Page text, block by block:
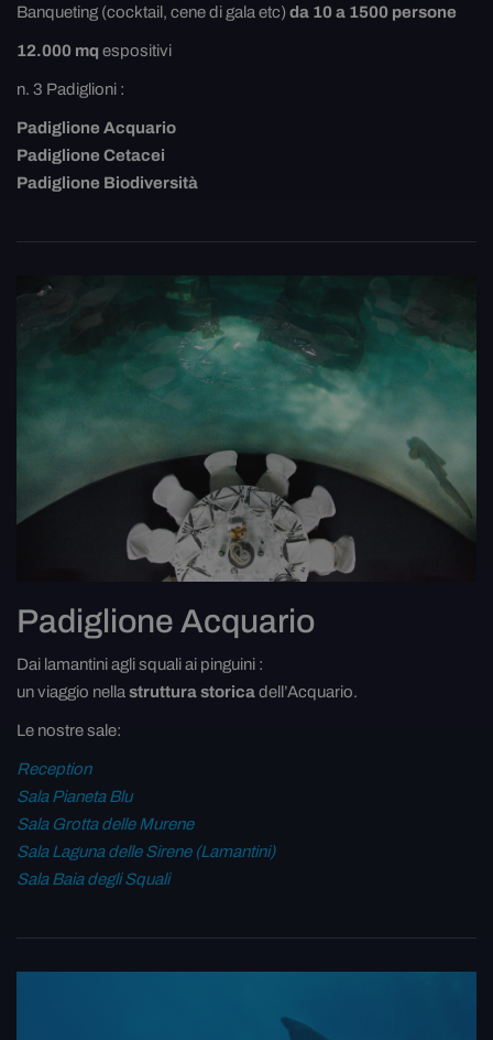
Banqueting (cocktail, cene di gala etc)da 10 a 1500 persone
12.000 mq espositivi
n. 3 Padiglioni :
Padiglione Acquario
Padiglione Cetacei
Padiglione Biodiversità
Padiglione Acquario
Dai lamantini agli squali ai pinguini :
un viaggio nellastruttura storicadell’Acquario.
Le nostre sale:
Reception
Sala Pianeta Blu
Sala Grotta delle Murene
Sala Laguna delle Sirene (Lamantini)
Sala Baia degli Squali